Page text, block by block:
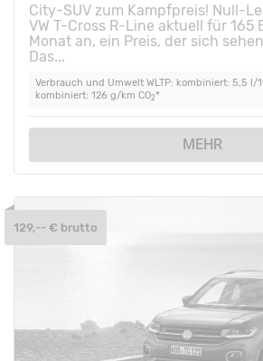
City-SUV zum Kampfpreis! Null-
VW T-Cross R-Line aktuell für 165
Monat an, ein Preis, der sich
Das...
Verbrauch und Umwelt WLTP: kombiniert: 5,5 l/
kombiniert: 126 g/km CO2*
MEHR
129,-- € brutto